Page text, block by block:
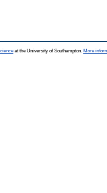
at the University of Southampton. More